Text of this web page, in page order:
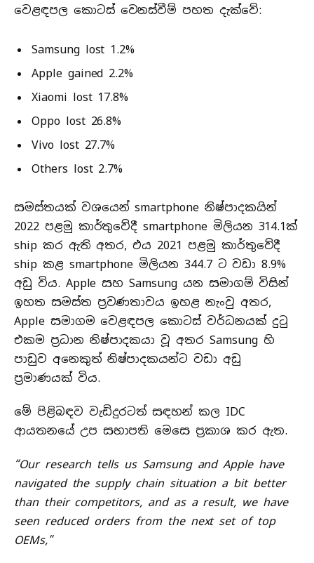
වෙළඳපල කොටස් වෙනස්වීම් පහත දැක්වේ:
Samsung lost 1.2%
Apple gained 2.2%
Xiaomi lost 17.8%
Oppo lost 26.8%
Vivo lost 27.7%
Others lost 2.7%
සමස්තයක් වශයෙන් smartphone නිෂ්පාදකයින්
2022 පළමු කාර්තුවේදී smartphone මිලියන 314.1ක්
ship කර ඇති අතර, එය 2021 පළමු කාර්තුවේදී
ship කළ smartphone මිලියන 344.7 ට වඩා 8.9%
අඩු විය. Apple සහ Samsung යන සමාගම් විසින්
ඉහත සමස්ත ප්‍රවණතාවය ඉහළ නැංවු අතර,
Apple සමාගම වෙළඳපල කොටස් වර්ධනයක් දුටු
එකම ප්‍රධාන නිෂ්පාදකයා වූ අතර Samsung හි
පාඩුව අනෙකුත් නිෂ්පාදකයන්ට වඩා අඩු
ප්‍රමාණයක් විය.
මේ පිළිබඳව වැඩිදුරටත් සඳහන් කල IDC
ආයතනයේ උප සභාපති මෙසෙ ප්‍රකාශ කර ඇත.
“Our research tells us Samsung and Apple have
navigated the supply chain situation a bit better
than their competitors, and as a result, we have
seen reduced orders from the next set of top
OEMs,”